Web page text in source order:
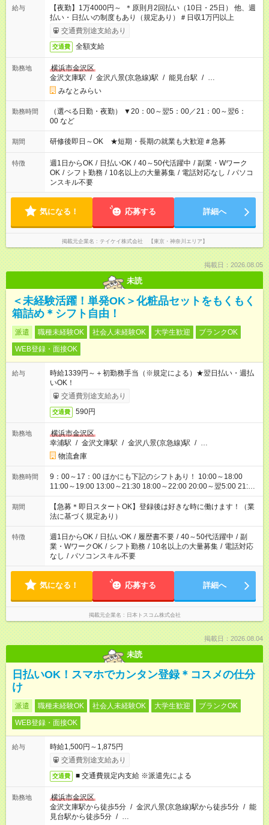
給与
【夜勤】1万4000円～ ＊原則月2回払い（10日・25日） 他、週
払い・日払いの制度もあり（規定あり）＃日収1万円以上
交通費別途支給あり
交通費 全額支給
勤務地
横浜市金沢区
金沢文庫駅 / 金沢八景(京急線)駅 / 能見台駅 / …
みなとみらい
勤務時間
（選べる日勤・夜勤） ▼20：00～翌5：00／21：00～翌6：
00 など
期間 研修後即日～OK ★短期・長期の就業も大歓迎＃急募
特徴 週1日からOK / 日払いOK / 40～50代活躍中 / 副業・Wワーク
OK / シフト勤務 / 10名以上の大量募集 / 電話対応なし / パソコ
ンスキル不要
気になる！ 応募する 詳細へ
掲載元企業名 テイケイ株式会社 【東京・神奈川エリア】
掲載日：2026.08.05
未読
＜未経験活躍！単発OK＞化粧品セットをもくもく
箱詰め＊シフト自由！
派遣 職種未経験OK 社会人未経験OK 大学生歓迎
ブランクOK
WEB登録・面接OK
給与
時給1339円～＋初勤務手当（※規定による）★翌日払い・週払
いOK！
交通費別途支給あり
交通費 590円
勤務地
横浜市金沢区
幸浦駅 / 金沢文庫駅 / 金沢八景(京急線)駅 / …
物流倉庫
勤務時間
9：00～17：00 ほかにも下記のシフトあり！ 10:00～18:00
11:00～19:00 13:00～21:30 18:00～22:00 20:00～翌5:00 21:00
～翌6:00 など、あなたの希望を聞かせてください！ ※5時間以内
の短時間もご相談ください！
期間
【急募＊即日スタートOK】登録後は好きな時に働けます！（業
法に基づく規定あり）
特徴 週1日からOK / 日払いOK / 履歴書不要 / 40～50代活躍中 / 副
業・WワークOK / シフト勤務 / 10名以上の大量募集 / 電話対応
なし / パソコンスキル不要
気になる！ 応募する 詳細へ
掲載元企業名 日本トスコム株式会社
掲載日：2026.08.04
未読
日払いOK！スマホでカンタン登録＊コスメの仕分
け
派遣 職種未経験OK 社会人未経験OK 大学生歓迎
ブランクOK
WEB登録・面接OK
給与
時給1,500円～1,875円
交通費別途支給あり
交通費 ■ 交通費規定内支給 ※派遣先による
勤務地
横浜市金沢区
金沢文庫駅から徒歩5分 / 金沢八景(京急線)駅から徒歩5分 / 能
見台駅から徒歩5分 / …